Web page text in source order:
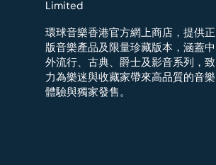
環球音樂香港官方網上商店，提供正
版音樂產品及限量珍藏版本，涵蓋中
外流行、古典、爵士及影音系列，致
力為樂迷與收藏家帶來高品質的音樂
體驗與獨家發售。